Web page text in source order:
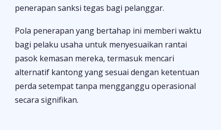
penerapan sanksi tegas bagi pelanggar.
Pola penerapan yang bertahap ini memberi waktu
bagi pelaku usaha untuk menyesuaikan rantai
pasok kemasan mereka, termasuk mencari
alternatif kantong yang sesuai dengan ketentuan
perda setempat tanpa mengganggu operasional
secara signifikan.